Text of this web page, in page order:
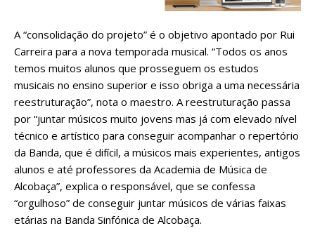
A “consolidação do projeto” é o objetivo apontado por Rui
Carreira para a nova temporada musical. “Todos os anos
temos muitos alunos que prosseguem os estudos
musicais no ensino superior e isso obriga a uma necessária
reestruturação”, nota o maestro. A reestruturação passa
por “juntar músicos muito jovens mas já com elevado nível
técnico e artístico para conseguir acompanhar o repertório
da Banda, que é difícil, a músicos mais experientes, antigos
alunos e até professores da Academia de Música de
Alcobaça”, explica o responsável, que se confessa
“orgulhoso” de conseguir juntar músicos de várias faixas
etárias na Banda Sinfónica de Alcobaça.